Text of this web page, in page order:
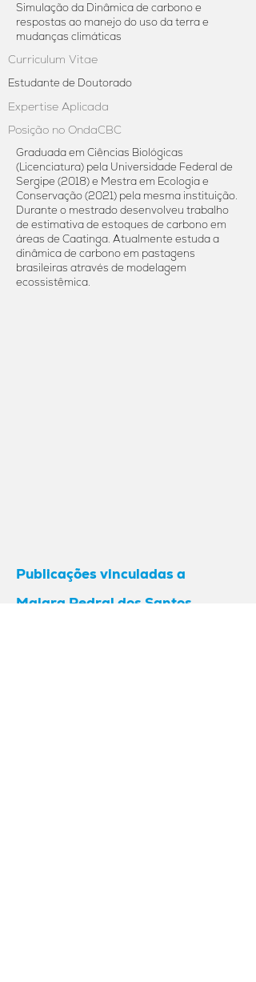
Simulação da Dinâmica de carbono e
respostas ao manejo do uso da terra e
mudanças climáticas
Curriculum Vitae
Estudante de Doutorado
Expertise Aplicada
Posição no OndaCBC
Graduada em Ciências Biológicas
(Licenciatura) pela Universidade Federal de
Sergipe (2018) e Mestra em Ecologia e
Conservação (2021) pela mesma instituição.
Durante o mestrado desenvolveu trabalho
de estimativa de estoques de carbono em
áreas de Caatinga. Atualmente estuda a
dinâmica de carbono em pastagens
brasileiras através de modelagem
ecossistêmica.
Publicações vinculadas a
Maiara Pedral dos Santos